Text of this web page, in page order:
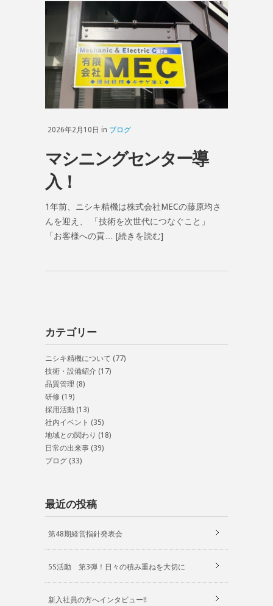
2026年2月10日 in ブログ
マシニングセンター導
入！
1年前、ニシキ精機は株式会社MECの藤原均さ
んを迎え、 「技術を次世代につなぐこと」
「お客様への貢…
[続きを読む]
カテゴリー
ニシキ精機について (77)
技術・設備紹介 (17)
品質管理 (8)
研修 (19)
採用活動 (13)
社内イベント (35)
地域との関わり (18)
日常の出来事 (39)
ブログ (33)
最近の投稿
第48期経営指針発表会
5S活動 第3弾！日々の積み重ねを大切に
新入社員の方へインタビュー!!